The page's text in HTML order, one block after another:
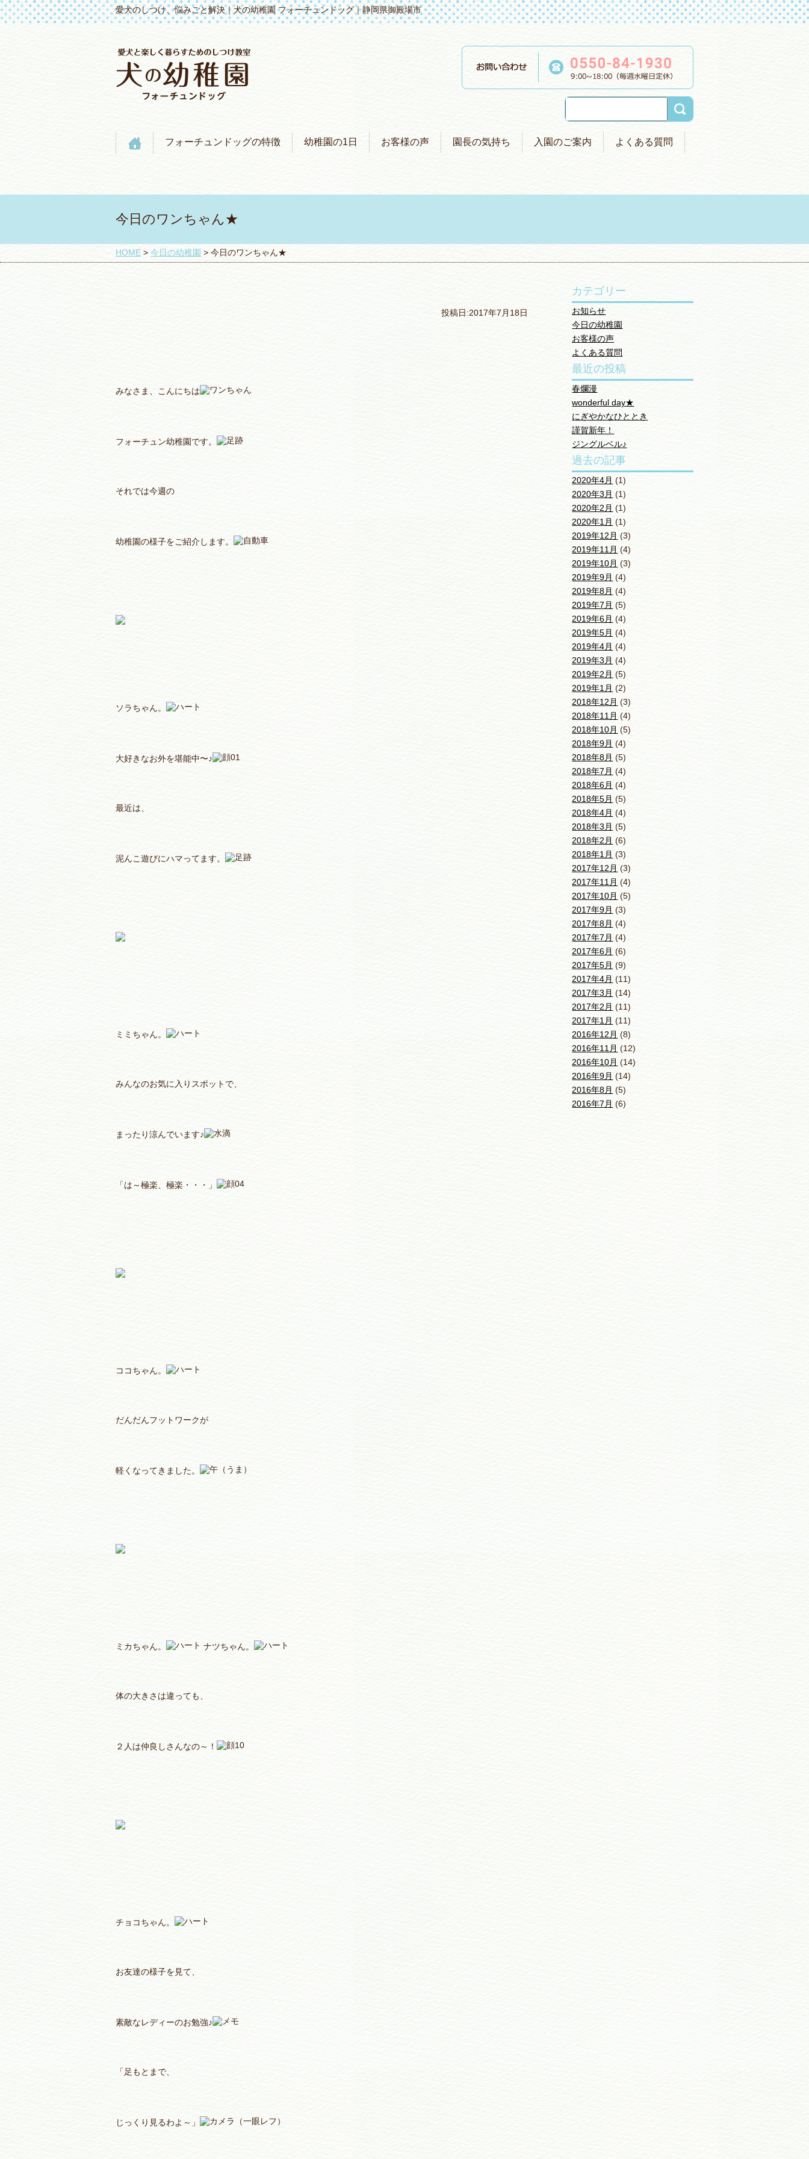
愛犬のしつけ、悩みごと解決｜犬の幼稚園 フォーチュンドッグ｜静岡県御殿場市
フォーチュンドッグの特徴 幼稚園の1日 お客様の声 園長の気持ち 入園のご案内 よくある質問
今日のワンちゃん★
HOME > 今日の幼稚園 > 今日のワンちゃん★
投稿日:2017年7月18日
みなさま、こんにちは
フォーチュン幼稚園です。
それでは今週の
幼稚園の様子をご紹介します。
ソラちゃん。
大好きなお外を堪能中〜♪
最近は、
泥んこ遊びにハマってます。
ミミちゃん。
みんなのお気に入りスポットで、
まったり涼んでいます♪
「は～極楽、極楽・・・」
ココちゃん。
だんだんフットワークが
軽くなってきました。
ミカちゃん。 ナツちゃん。
体の大きさは違っても、
２人は仲良しさんなの～！
チョコちゃん。
お友達の様子を見て、
素敵なレディーのお勉強♪
「足もとまで、
じっくり見るわよ～」
カテゴリー
お知らせ
今日の幼稚園
お客様の声
よくある質問
最近の投稿
春爛漫
wonderful day★
にぎやかなひととき
謹賀新年！
ジングルベル♪
過去の記事
2020年4月 (1)
2020年3月 (1)
2020年2月 (1)
2020年1月 (1)
2019年12月 (3)
2019年11月 (4)
2019年10月 (3)
2019年9月 (4)
2019年8月 (4)
2019年7月 (5)
2019年6月 (4)
2019年5月 (4)
2019年4月 (4)
2019年3月 (4)
2019年2月 (5)
2019年1月 (2)
2018年12月 (3)
2018年11月 (4)
2018年10月 (5)
2018年9月 (4)
2018年8月 (5)
2018年7月 (4)
2018年6月 (4)
2018年5月 (5)
2018年4月 (4)
2018年3月 (5)
2018年2月 (6)
2018年1月 (3)
2017年12月 (3)
2017年11月 (4)
2017年10月 (5)
2017年9月 (3)
2017年8月 (4)
2017年7月 (4)
2017年6月 (6)
2017年5月 (9)
2017年4月 (11)
2017年3月 (14)
2017年2月 (11)
2017年1月 (11)
2016年12月 (8)
2016年11月 (12)
2016年10月 (14)
2016年9月 (14)
2016年8月 (5)
2016年7月 (6)